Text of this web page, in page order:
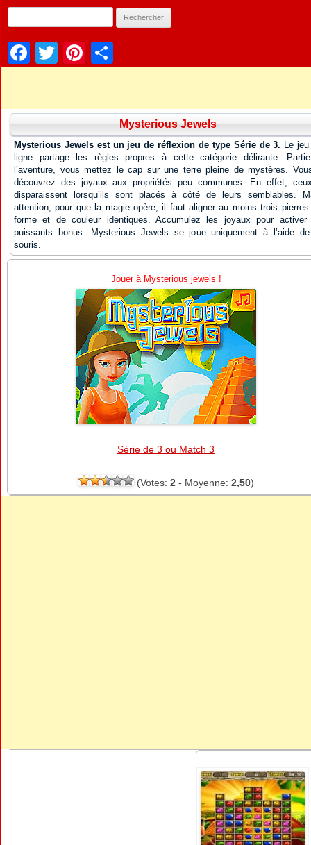
Facebook
TwitterPinterest
Mysterious Jewels
Mysterious Jewels est un jeu de réflexion de type Série de 3. Le
ligne partage les règles propres à cette catégorie délirante.
l’aventure, vous mettez le cap sur une terre pleine de mystères.
découvrez des joyaux aux propriétés peu communes. En effet,
disparaissent lorsqu’ils sont placés à côté de leurs semblables.
attention, pour que la magie opère, il faut aligner au moins trois pierres
forme et de couleur identiques. Accumulez les joyaux pour activer
puissants bonus. Mysterious Jewels se joue uniquement à l’aide
souris.
Jouer à Mysterious jewels !
Série de 3 ou Match 3
(Votes: 2- Moyenne: 2,50)